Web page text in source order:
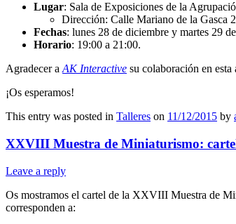
Lugar: Sala de Exposiciones de la
Dirección: Calle Mariano de la Gasca
Fechas: lunes 28 de diciembre y martes 29
Horario: 19:00 a 21:00.
Agradecer a AK Interactive su colaboración en
¡Os esperamos!
This entry was posted in Talleres on 11/12/2015 by
XXVIII Muestra de Miniaturismo:
Leave a reply
Os mostramos el cartel de la XXVIII Muestra de
corresponden a: